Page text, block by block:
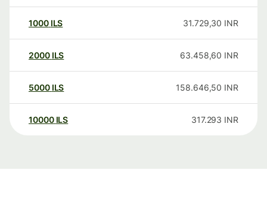
1000 ILS 31.729,30 INR
2000 ILS 63.458,60 INR
5000 ILS 158.646,50 INR
10000 ILS 317.293 INR